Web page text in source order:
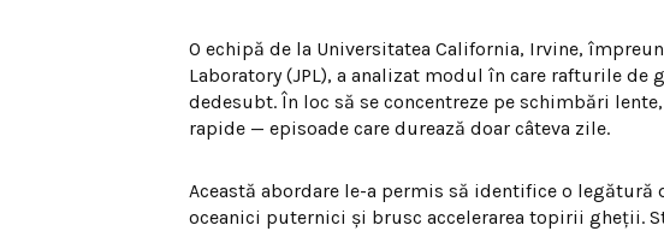
O echipă de la Universitatea California, Irvine,
Laboratory (JPL), a analizat modul în care rafturile de
dedesubt. În loc să se concentreze pe schimbări
rapide — episoade care durează doar câteva zile.
Această abordare le-a permis să identifice o legătură
oceanici puternici și brusc accelerarea topirii gheții.